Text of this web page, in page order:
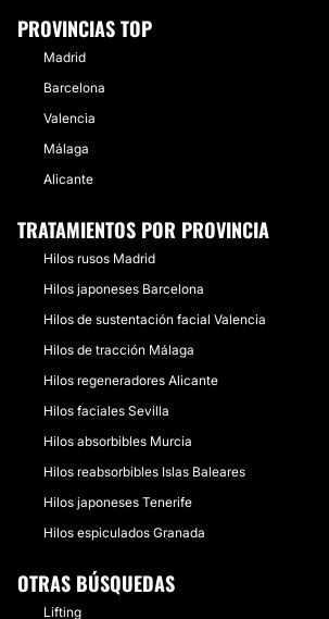
PROVINCIAS TOP
Madrid
Barcelona
Valencia
Málaga
Alicante
TRATAMIENTOS POR PROVINCIA
Hilos rusos Madrid
Hilos japoneses Barcelona
Hilos de sustentación facial Valencia
Hilos de tracción Málaga
Hilos regeneradores Alicante
Hilos faciales Sevilla
Hilos absorbibles Murcia
Hilos reabsorbibles Islas Baleares
Hilos japoneses Tenerife
Hilos espiculados Granada
OTRAS BÚSQUEDAS
Lifting